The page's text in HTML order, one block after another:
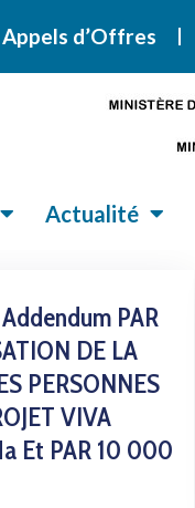
Appels d’Offres
Actualité
PAR
DE LA
PERSONNES
VIVA
Et PAR 10 000